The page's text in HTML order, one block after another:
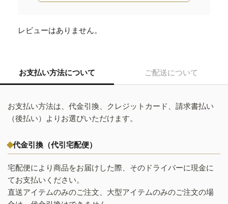
レビューはありません。
お支払い方法について ご配送について
お支払い方法は、代金引換、クレジットカード、請求書払い
（後払い）よりお選びいただけます。
代金引換（代引宅配便）
宅配便により商品をお届けした際、そのドライバーに現金に
てお支払いください。
直送アイテムのみのご注文、大型アイテムのみのご注文の場